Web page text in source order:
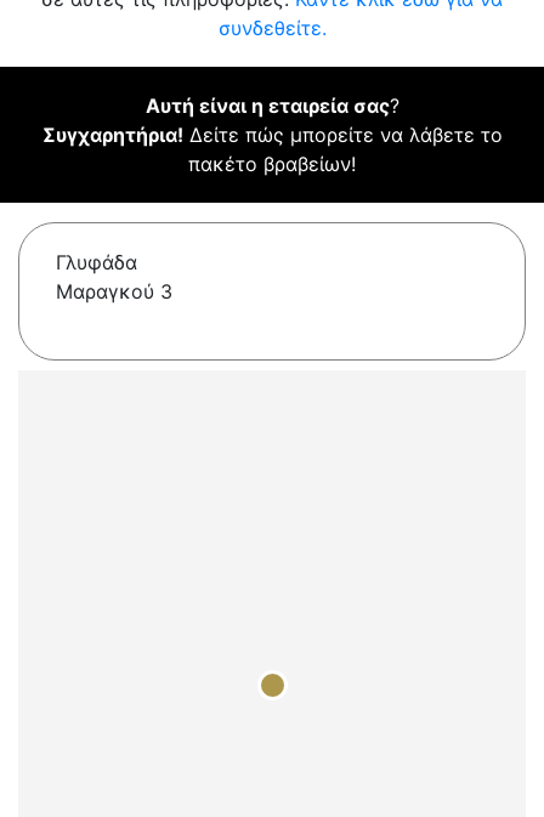
συνδεθείτε.
Αυτή είναι η εταιρεία σας?
Συγχαρητήρια! Δείτε πώς μπορείτε να λάβετε το
πακέτο βραβείων!
Γλυφάδα
Μαραγκού 3